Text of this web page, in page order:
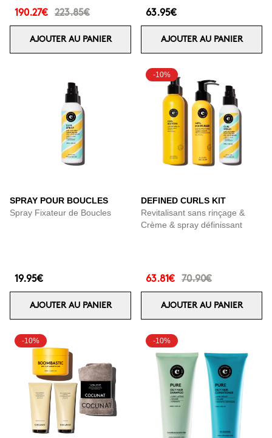
190.27€ 223.85€
AJOUTER AU PANIER
63.95€
AJOUTER AU PANIER
SPRAY POUR BOUCLES
Spray Fixateur de Boucles
19.95€
AJOUTER AU PANIER
-10%
DEFINED CURLS KIT
Revitalisant sans rinçage &
Crème & spray définissant
63.81€ 70.90€
AJOUTER AU PANIER
-10% -10%